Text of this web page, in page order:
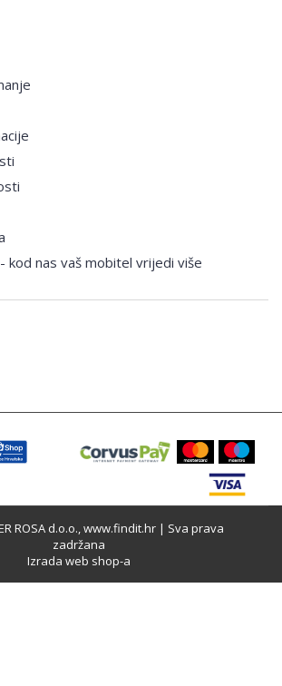
kod nas vaš mobitel vrijedi više
ROSA d.o.o., www.findit.hr | Sva prava
zadržana
Izrada web shop-a